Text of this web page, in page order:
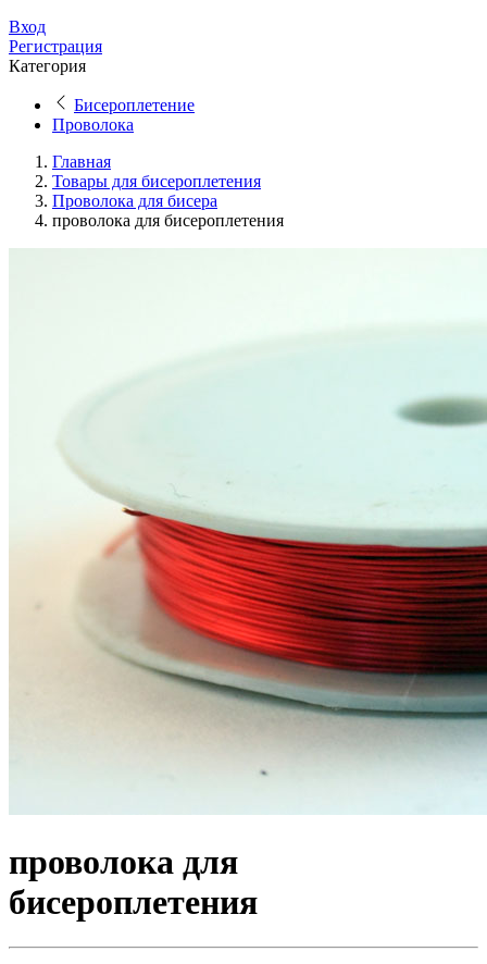
Вход
Регистрация
Категория
Бисероплетение
Проволока
Главная
Товары для бисероплетения
Проволока для бисера
проволока для бисероплетения
проволока для
бисероплетения